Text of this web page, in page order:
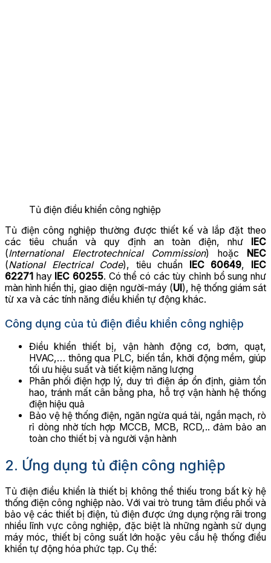
Tủ điện điều khiển công nghiệp
Tủ điện công nghiệp thường được thiết kế và lắp đặt theo
các tiêu chuẩn và quy định an toàn điện, như
IEC
(International Electrotechnical Commission) hoặc
NEC
(National Electrical Code), tiêu chuẩn IEC 60649,
IEC
62271 hay IEC 60255. Có thể có các tùy chỉnh bổ sung như
màn hình hiển thị, giao diện người-máy (UI ), hệ thống giám sát
từ xa và các tính năng điều khiển tự động khác.
Công dụng của tủ điện điều khiển công nghiệp
Điều khiển thiết bị, vận hành động cơ, bơm, quạt,
HVAC,… thông qua PLC, biến tần, khởi động mềm, giúp
tối ưu hiệu suất và tiết kiệm năng lượng
Phân phối điện hợp lý, duy trì điện áp ổn định, giảm tổn
hao, tránh mất cân bằng pha, hỗ trợ vận hành hệ thống
điện hiệu quả
Bảo vệ hệ thống điện, ngăn ngừa quá tải, ngắn mạch, rò
rỉ dòng nhờ tích hợp MCCB, MCB, RCD,.. đảm bảo an
toàn cho thiết bị và người vận hành
2. Ứng dụng tủ điện công nghiệp
Tủ điện điều khiển là thiết bị không thể thiếu trong bất kỳ hệ
thống điện công nghiệp nào. Với vai trò trung tâm điều phối và
bảo vệ các thiết bị điện, tủ điện được ứng dụng rộng rãi trong
nhiều lĩnh vực công nghiệp, đặc biệt là những ngành sử dụng
máy móc, thiết bị công suất lớn hoặc yêu cầu hệ thống điều
khiển tự động hóa phức tạp. Cụ thể: